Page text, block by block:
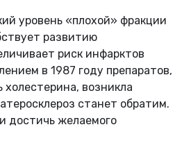
уровень «плохой» фракции
развитию
риск инфарктов
в 1987 году препаратов,
возникла
станет обратим.
достичь желаемого